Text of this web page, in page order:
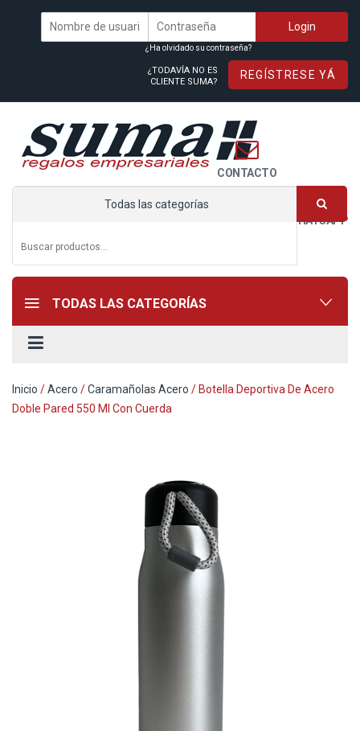
¿Ha olvidado su contraseña?
¿TODAVÍA NO ES
CLIENTE SUMA?
REGÍSTRESE YÁ
WHATSAPP
CONTACTO
Todas las categorías
TODAS LAS CATEGORÍAS
Inicio /Acero /Caramañolas Acero / Botella Deportiva De Acero
Doble Pared 550 Ml Con Cuerda